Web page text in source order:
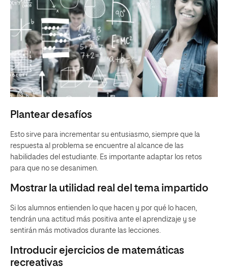
Plantear desafíos
Esto sirve para incrementar su entusiasmo, siempre que la
respuesta al problema se encuentre al alcance de las
habilidades del estudiante. Es importante adaptar los retos
para que no se desanimen.
Mostrar la utilidad real del tema impartido
Si los alumnos entienden lo que hacen y por qué lo hacen,
tendrán una actitud más positiva ante el aprendizaje y se
sentirán más motivados durante las lecciones.
Introducir ejercicios de matemáticas
recreativas